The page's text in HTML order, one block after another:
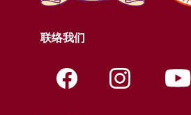
联络我们